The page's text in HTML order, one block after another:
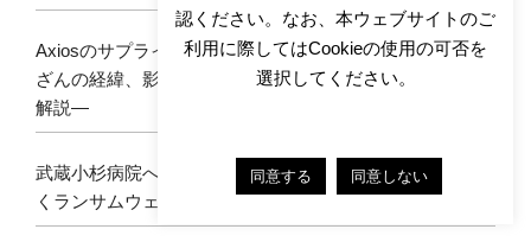
Axiosのサプライチェーン攻撃とは何だったのか ―npm改
ざんの経緯、影響範囲、企業が今すぐ確認すべき対応を
解説―
武蔵小杉病院へのランサムウェア攻撃 ―第2報から読み解
くランサムウェア侵入経路と影響範囲―
認ください。なお、本ウェブサイトのご
利用に際してはCookieの使用の可否を
選択してください。
同意する 同意しない